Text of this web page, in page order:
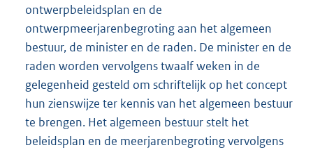
ontwerpbeleidsplan en de
ontwerpmeerjarenbegroting aan het algemeen
bestuur, de minister en de raden. De minister en de
raden worden vervolgens twaalf weken in de
gelegenheid gesteld om schriftelijk op het concept
hun zienswijze ter kennis van het algemeen bestuur
te brengen. Het algemeen bestuur stelt het
beleidsplan en de meerjarenbegroting vervolgens